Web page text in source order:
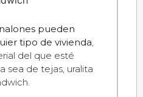
pueden
tipo de vivienda,
del que esté
sea de tejas, uralita